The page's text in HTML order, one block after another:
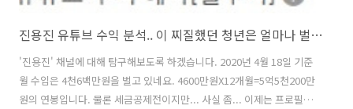
진용진 유튜브 수익 분석.. 이 찌질했던 청년은 얼마나 벌고 있을까?
'진용진' 채널에 대해 탐구해보도록 하겠습니다. 2020년 4월 18일 기준
월 수입은 4천6백만원을 벌고 있네요. 4600만원X12개월=5억5천200만
원의 연봉입니다. 물론 세금공제전이지만... 사실 좀... 이제는 프로필사